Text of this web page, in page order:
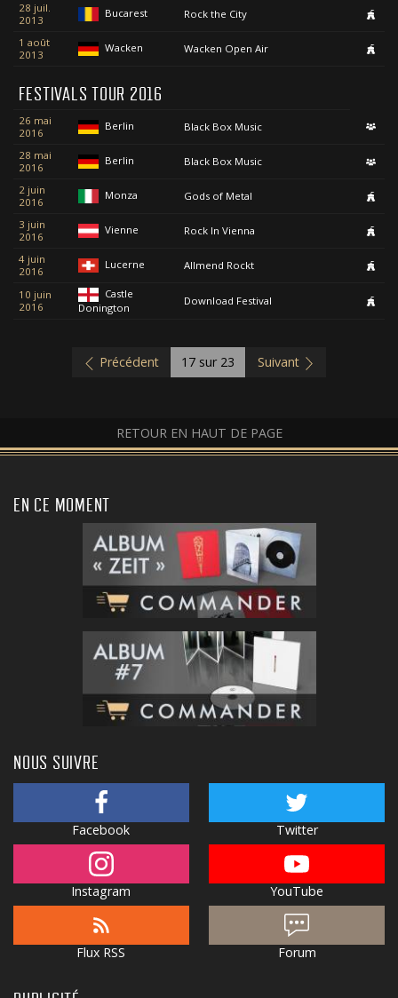
28 juil.
2013
Bucarest Rock the City
1 août
2013
Wacken Wacken Open Air
FESTIVALS TOUR 2016
26 mai
2016
Berlin Black Box Music
28 mai
2016
Berlin Black Box Music
2 juin
2016
Monza Gods of Metal
3 juin
2016
Vienne Rock In Vienna
4 juin
2016
Lucerne Allmend Rockt
10 juin
2016
Castle
Donington
Download Festival
Précédent 17 sur 23 Suivant
RETOUR EN HAUT DE PAGE
EN CE MOMENT
NOUS SUIVRE
Facebook Twitter
Instagram YouTube
Flux RSS Forum